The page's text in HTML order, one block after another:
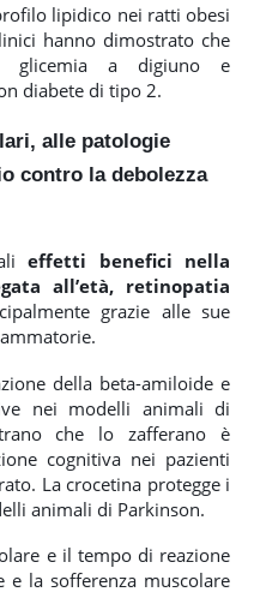
lipidico nei ratti obesi
hanno dimostrato che
glicemia a digiuno e
diabete di tipo 2.
alle patologie
contro la debolezza
effetti benefici nella
all’età, retinopatia
grazie alle sue
della beta-amiloide e
nei modelli animali di
che lo zafferano è
cognitiva nei pazienti
La crocetina protegge i
animali di Parkinson.
e il tempo di reazione
la sofferenza muscolare